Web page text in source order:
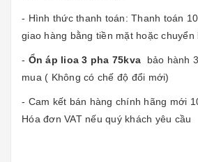
- Hình thức thanh toán: Thanh toán
giao hàng bằng tiền mặt hoặc chuyển
- Ổn áp lioa 3 pha 75kva bảo hành
mua ( Không có chế độ đổi mới)
- Cam kết bán hàng chính hãng mới
Hóa đơn VAT nếu quý khách yêu cầu